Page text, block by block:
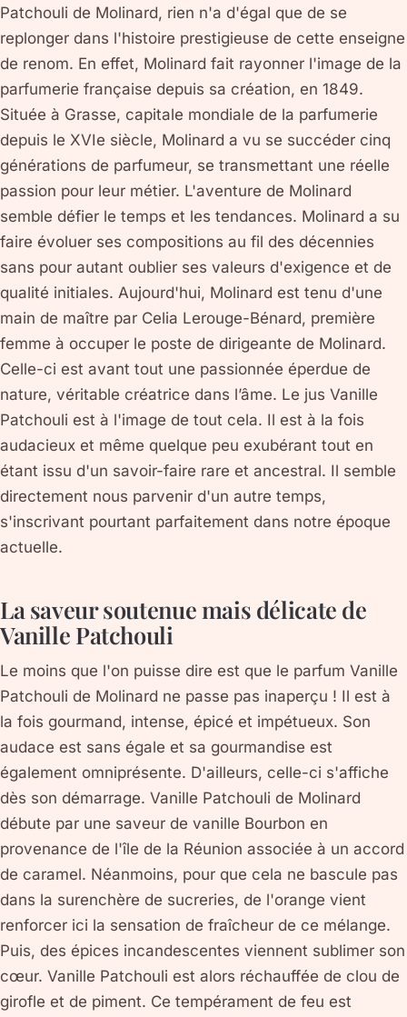
Patchouli de Molinard, rien n'a d'égal que de se
replonger dans l'histoire prestigieuse de cette enseigne
de renom. En effet, Molinard fait rayonner l'image de la
parfumerie française depuis sa création, en 1849.
Située à Grasse, capitale mondiale de la parfumerie
depuis le XVIe siècle, Molinard a vu se succéder cinq
générations de parfumeur, se transmettant une réelle
passion pour leur métier. L'aventure de Molinard
semble défier le temps et les tendances. Molinard a su
faire évoluer ses compositions au fil des décennies
sans pour autant oublier ses valeurs d'exigence et de
qualité initiales. Aujourd'hui, Molinard est tenu d'une
main de maître par Celia Lerouge-Bénard, première
femme à occuper le poste de dirigeante de Molinard.
Celle-ci est avant tout une passionnée éperdue de
nature, véritable créatrice dans l’âme. Le jus Vanille
Patchouli est à l'image de tout cela. Il est à la fois
audacieux et même quelque peu exubérant tout en
étant issu d'un savoir-faire rare et ancestral. Il semble
directement nous parvenir d'un autre temps,
s'inscrivant pourtant parfaitement dans notre époque
actuelle.
La saveur soutenue mais délicate de
Vanille Patchouli
Le moins que l'on puisse dire est que le parfum Vanille
Patchouli de Molinard ne passe pas inaperçu ! Il est à
la fois gourmand, intense, épicé et impétueux. Son
audace est sans égale et sa gourmandise est
également omniprésente. D'ailleurs, celle-ci s'affiche
dès son démarrage. Vanille Patchouli de Molinard
débute par une saveur de vanille Bourbon en
provenance de l'île de la Réunion associée à un accord
de caramel. Néanmoins, pour que cela ne bascule pas
dans la surenchère de sucreries, de l'orange vient
renforcer ici la sensation de fraîcheur de ce mélange.
Puis, des épices incandescentes viennent sublimer son
cœur. Vanille Patchouli est alors réchauffée de clou de
girofle et de piment. Ce tempérament de feu est